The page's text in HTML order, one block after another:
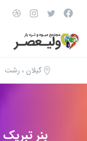
گیلان ، رشت
بنر تبریک